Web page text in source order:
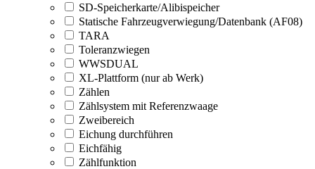
SD-Speicherkarte/Alibispeicher
Statische Fahrzeugverwiegung/Datenbank (AF08)
TARA
Toleranzwiegen
WWSDUAL
XL-Plattform (nur ab Werk)
Zählen
Zählsystem mit Referenzwaage
Zweibereich
Eichung durchführen
Eichfähig
Zählfunktion